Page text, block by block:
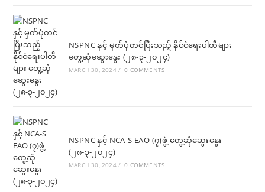
NSPNC နှင့် မှတ်ပုံတင်ပြီးသည့် နိုင်ငံရေးပါတီများ
တွေ့ဆုံဆွေးနွေး (၂၈-၃-၂၀၂၄)
MARCH 30, 2024 / 0 COMMENTS
NSPNC နှင့် NCA-S EAO (၇)ဖွဲ့ တွေ့ဆုံဆွေးနွေး
(၂၈-၃-၂၀၂၄)
MARCH 30, 2024 / 0 COMMENTS